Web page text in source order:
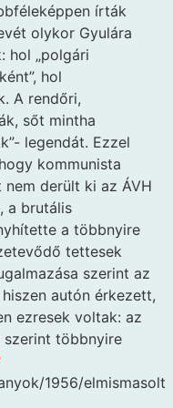
írták
olykor Gyulára
hol „polgári
hol
A rendőri,
sőt mintha
legendát. Ezzel
kommunista
derült ki az ÁVH
a brutális
a többnyire
tettesek
szerint az
autón érkezett,
ezresek voltak: az
szerint többnyire
1956/elmismasolt